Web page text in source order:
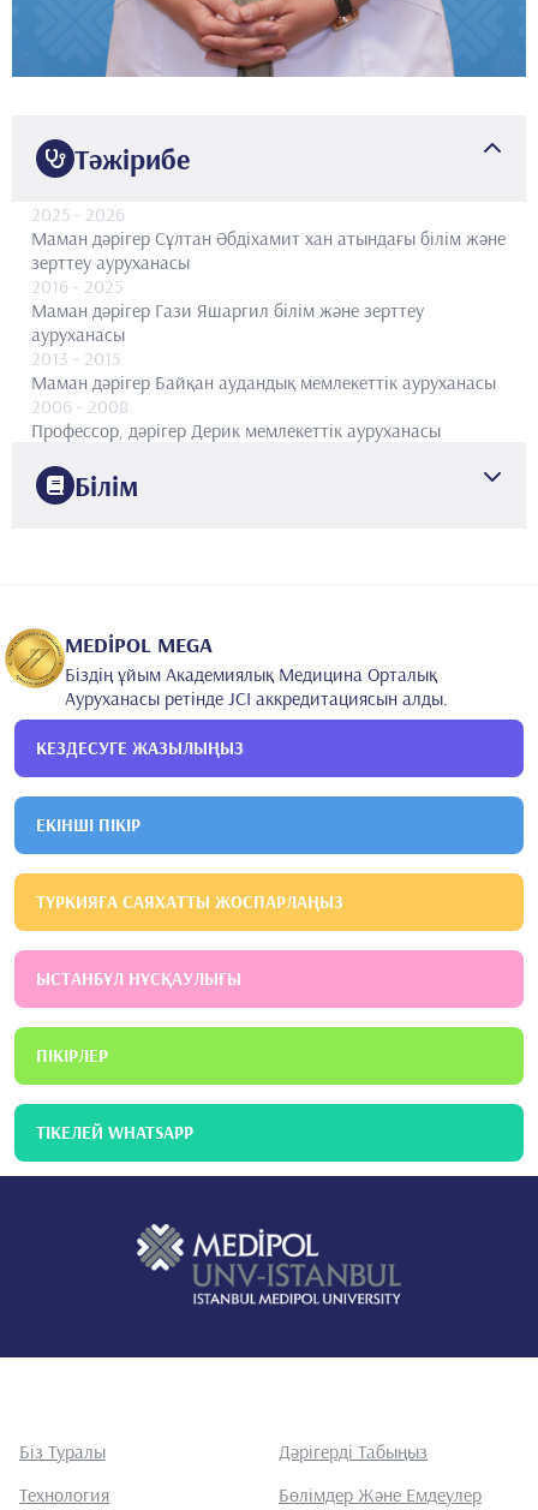
Тәжірибе
2025 - 2026
Маман дәрігер Сұлтан Әбдіхамит хан атындағы білім және
зерттеу ауруханасы
2016 - 2025
Маман дәрігер Гази Яшаргил білім және зерттеу
ауруханасы
2013 - 2015
Маман дәрігер Байқан аудандық мемлекеттік ауруханасы
2006 - 2008
Профессор, дәрігер Дерик мемлекеттік ауруханасы
Білім
аурулары
MEDİPOL MEGA
Біздің ұйым Академиялық Медицина Орталық
Ауруханасы ретінде JCI аккредитациясын алды.
КЕЗДЕСУГЕ ЖАЗЫЛЫҢЫЗ
ЕКІНШІ ПІКІР
ТҮРКИЯҒА САЯХАТТЫ ЖОСПАРЛАҢЫЗ
ЫСТАНБҰЛ НҰСҚАУЛЫҒЫ
ПІКІРЛЕР
ТІКЕЛЕЙ WHATSAPP
Біз Туралы
Дәрігерді Табыңыз
Технология
Бөлімдер Және Емдеулер